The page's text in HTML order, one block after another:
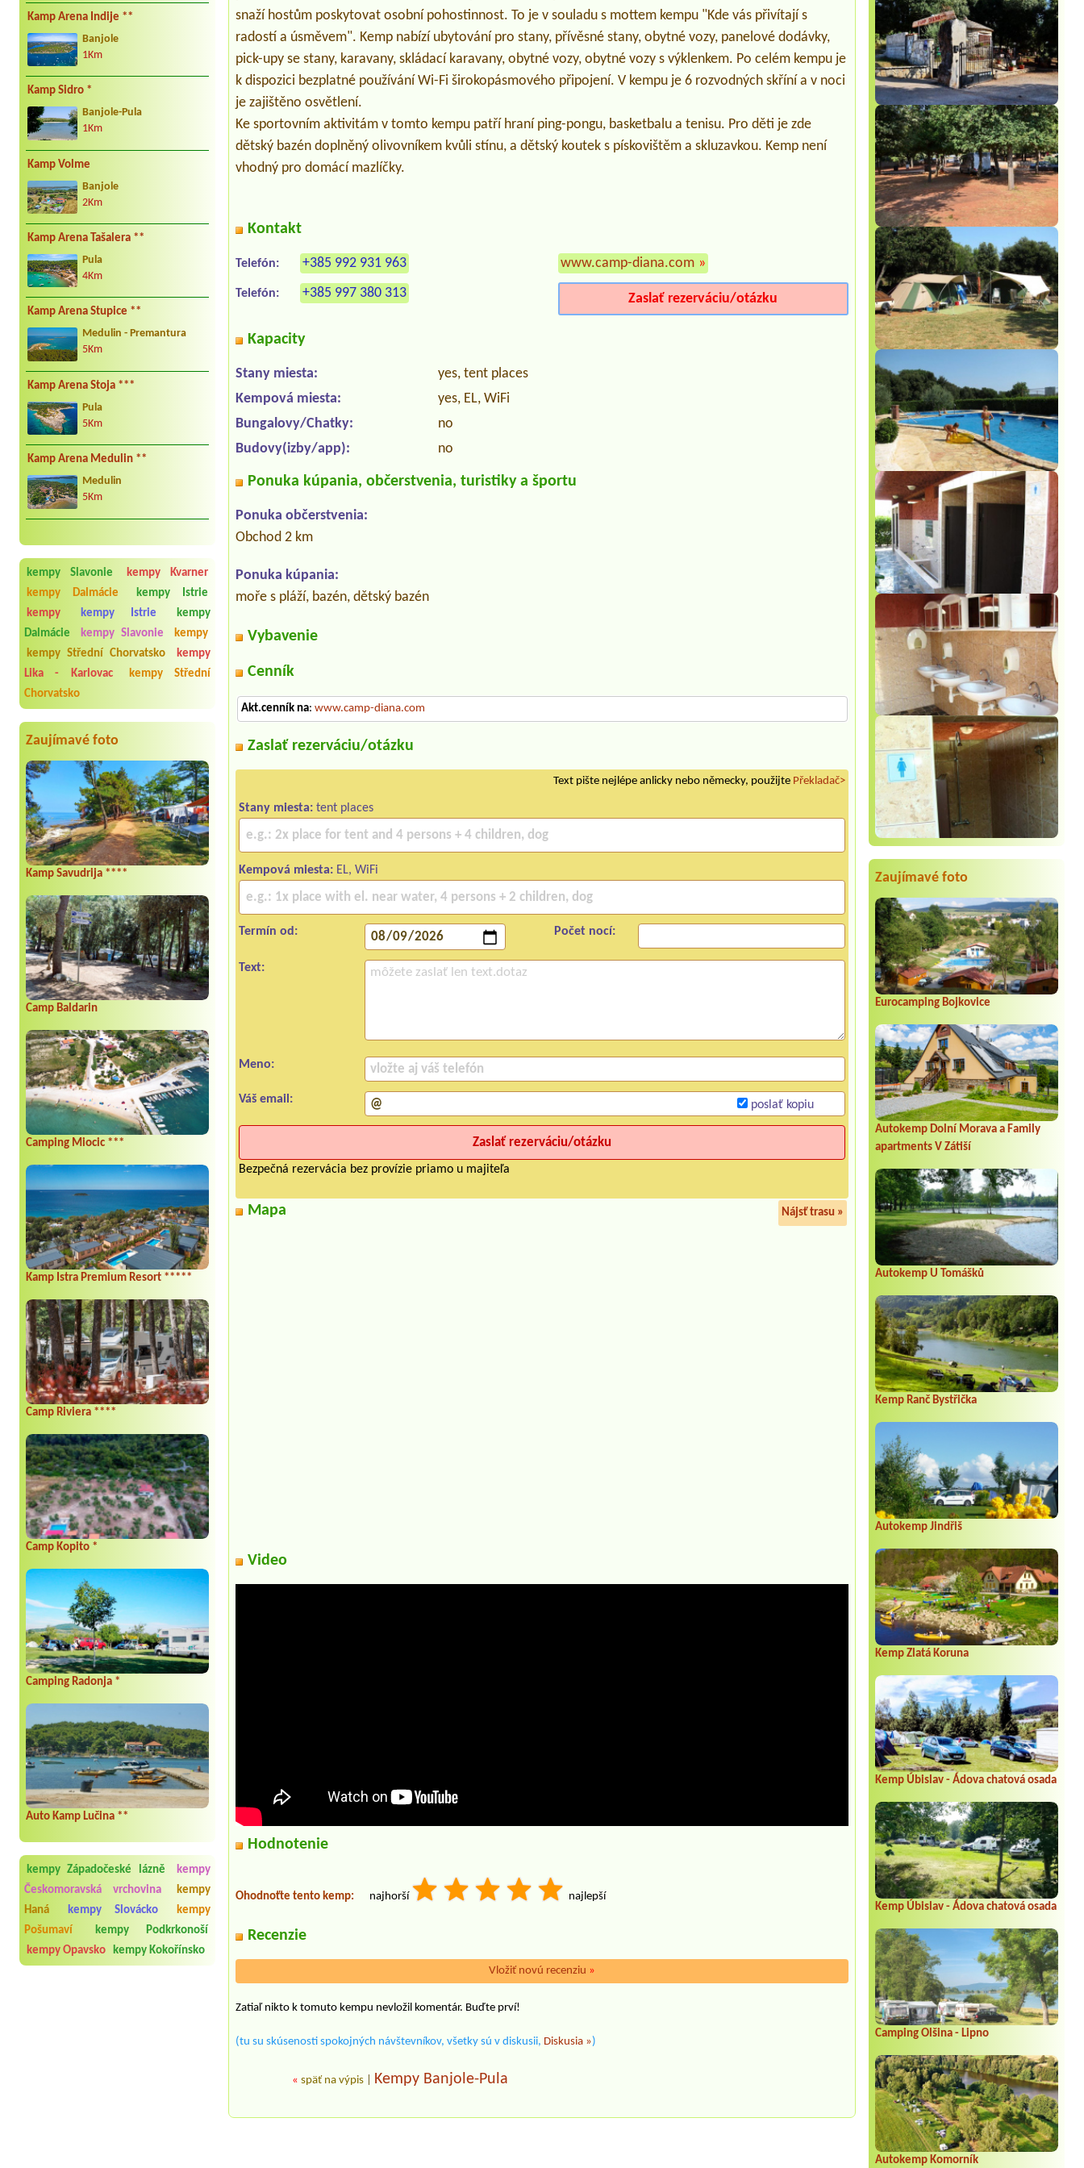
Kamp Arena Indije **
Banjole
1Km
Kamp Sidro *
Banjole-Pula
1Km
Kamp Volme
Banjole
2Km
Kamp Arena Tašalera **
Pula
4Km
Kamp Arena Stupice **
Medulin - Premantura
5Km
Kamp Arena Stoja ***
Pula
5Km
Kamp Arena Medulin **
Medulin
5Km
kempy Slavonie
kempy Kvarner
kempy Dalmácie
kempy Istrie
kempy
kempy Istrie
kempy
Dalmácie
kempy Slavonie
kempy
kempy Střední Chorvatsko
kempy
Lika - Karlovac
kempy Střední
Chorvatsko
Zaujímavé foto
Kamp Savudrija ****
Camp Baldarin
Camping Miocic ***
Kamp Istra Premium Resort *****
Camp Riviera ****
Camp Kopito *
Camping Radonja *
Auto Kamp Lučina **
kempy Západočeské lázně
kempy
Českomoravská vrchovina
kempy
Haná
kempy Slovácko
kempy
Pošumaví
kempy Podkrkonoší
kempy Opavsko
kempy Kokořínsko
elettrica e ombra
Zaujímavé foto
Eurocamping Bojkovice
Autokemp Dolní Morava a Family
apartments V Zátiší
Autokemp U Tomášků
Kemp Ranč Bystřička
Autokemp Jindřiš
Kemp Zlatá Koruna
Kemp Úbislav - Ádova chatová osada
Kemp Úbislav - Ádova chatová osada
Camping Olšina - Lipno
Autokemp Komorník
snaží hostům poskytovat osobní pohostinnost. To je v souladu s mottem kempu "Kde vás přivítají s
radostí a úsměvem". Kemp nabízí ubytování pro stany, přívěsné stany, obytné vozy, panelové dodávky,
pick-upy se stany, karavany, skládací karavany, obytné vozy, obytné vozy s výklenkem. Po celém kempu je
k dispozici bezplatné používání Wi-Fi širokopásmového připojení. V kempu je 6 rozvodných skříní a v noci
je zajištěno osvětlení.
Ke sportovním aktivitám v tomto kempu patří hraní ping-pongu, basketbalu a tenisu. Pro děti je zde
dětský bazén doplněný olivovníkem kvůli stínu, a dětský koutek s pískovištěm a skluzavkou. Kemp není
vhodný pro domácí mazlíčky.
Kontakt
Telefón: +385 992 931 963
Telefón: +385 997 380 313
www.camp-diana.com »
Zaslať rezerváciu/otázku
Kapacity
Stany miesta:
yes, tent places
Kempová miesta:
yes, EL, WiFi
Bungalovy/Chatky:
no
Budovy(izby/app):
no
Ponuka kúpania, občerstvenia, turistiky a športu
Ponuka občerstvenia:
Obchod 2 km
Ponuka kúpania:
moře s pláží, bazén, dětský bazén
Vybavenie
Cenník
Akt.cenník na: www.camp-diana.com
Zaslať rezerváciu/otázku
Text pište nejlépe anlicky nebo německy, použijte Překladač>
Stany miesta: tent places
Kempová miesta: EL, WiFi
Termín od: Počet nocí:
Text:
Meno:
Váš email: poslať kopiu
Bezpečná rezervácia bez provízie priamo u majiteľa
Mapa Nájsť trasu »
Video
Hodnotenie
Ohodnoťte tento kemp: najhorší najlepší
Recenzie
Vložiť novú recenziu »
Zatiaľ nikto k tomuto kempu nevložil komentár. Buďte prví!
(tu su skúsenosti spokojných návštevníkov, všetky sú v diskusii, Diskusia »)
«späť na výpis Kempy Banjole-Pula